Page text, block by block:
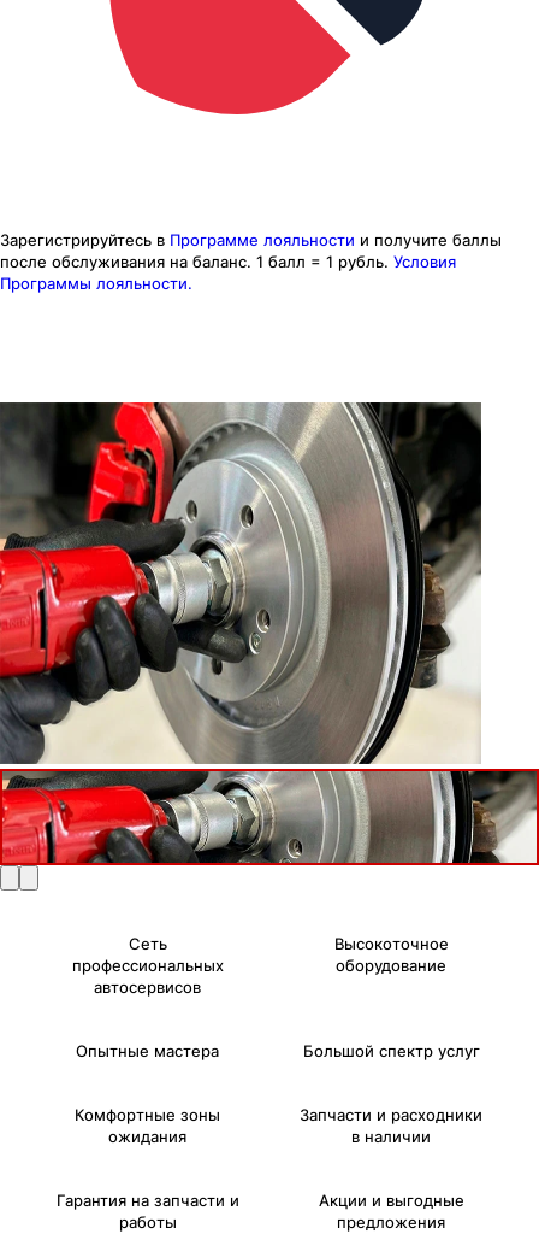
Зарегистрируйтесь в Программе лояльности и получите баллы
после обслуживания на баланс. 1 балл = 1 рубль. Условия
Программы лояльности.
Сеть
профессиональных
автосервисов
Высокоточное
оборудование
Опытные мастера Большой спектр услуг
Комфортные зоны
ожидания
Запчасти и расходники
в наличии
Гарантия на запчасти и
работы
Акции и выгодные
предложения